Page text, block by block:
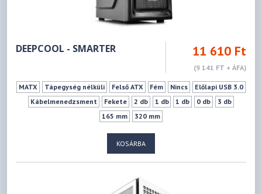
DEEPCOOL - SMARTER 11 610 Ft
(9 141 FT + ÁFA)
MATX Tápegység nélküli Felső ATX Fém Nincs
Előlapi USB 3.0
Kábelmenedzsment
Fekete 2 db 1 db 1 db 0 db
3 db
165 mm
320 mm
KOSÁRBA